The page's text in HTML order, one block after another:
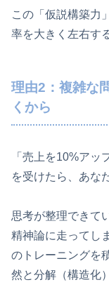
この「仮説構築力
率を大きく左右す
理由2：複雑な
くから
「売上を10%ア
を受けたら、あな
思考が整理できて
精神論に走ってし
のトレーニングを
然と分解（構造化